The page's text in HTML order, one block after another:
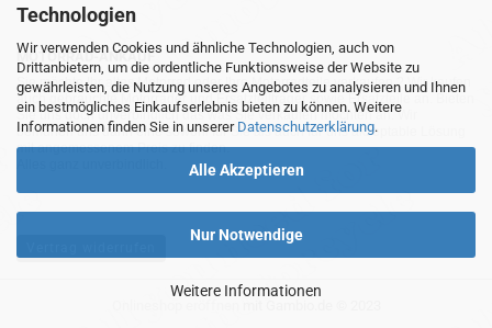
Technologien
Wir verwenden Cookies und ähnliche Technologien, auch von
Drittanbietern, um die ordentliche Funktionsweise der Website zu
gewährleisten, die Nutzung unseres Angebotes zu analysieren und Ihnen
ein bestmögliches Einkaufserlebnis bieten zu können. Weitere
Informationen finden Sie in unserer Datenschutzerklärung.
Alle Akzeptieren
Nur Notwendige
Weitere Informationen
MOTORRAD-ANKAUF
Sie möchte Ihr altes Motorrad oder Ihre Motorradteile verkaufen ? Wir kaufen
auch gebrauchte Motorräder und Ersatzteilträger sowie Ersatzteile an. Bieten
Sie uns doch unverbindlich das was Sie verkaufen möchten an. Wir
bemühen uns dann eine sowohl für Sie als auch für uns akzeptable Lösung
mit angemessenem Preis zu finden.